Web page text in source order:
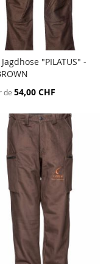
au panier
"PILATUS" -
de 54,00 CHF